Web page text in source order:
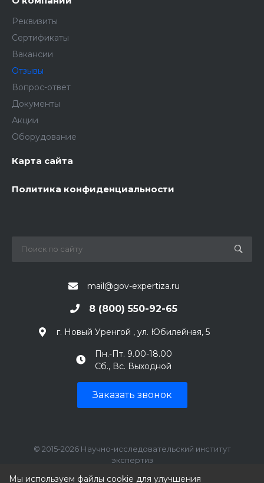
Реквизиты
Сертификаты
Вакансии
Отзывы
Вопрос-ответ
Документы
Акции
Оборудование
Карта сайта
Политика конфиденциальности
mail@gov-expertiza.ru
8 (800) 550-92-65
г. Новый Уренгой , ул. Юбилейная, 5
Пн.-Пт. 9.00-18.00
Сб., Вс. Выходной
Заказать звонок
© 2015-2026 Научно-исследовательский институт
экспертиз
Мы используем файлы cookie для улучшения